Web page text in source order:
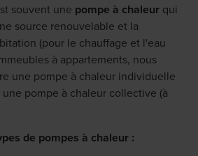
souvent une pompe à chaleur qui
source renouvelable et la
(pour le chauffage et l'eau
à appartements, nous
une pompe à chaleur individuelle
pompe à chaleur collective (à
de pompes à chaleur :